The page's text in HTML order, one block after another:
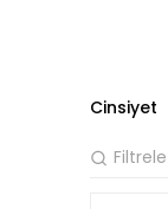
Cinsiyet